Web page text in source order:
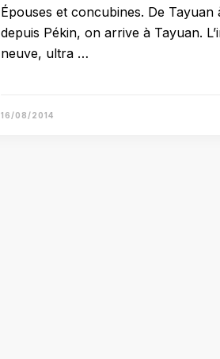
Épouses et concubines. De Tayuan
depuis Pékin, on arrive à Tayuan.
neuve, ultra …
16/08/2014